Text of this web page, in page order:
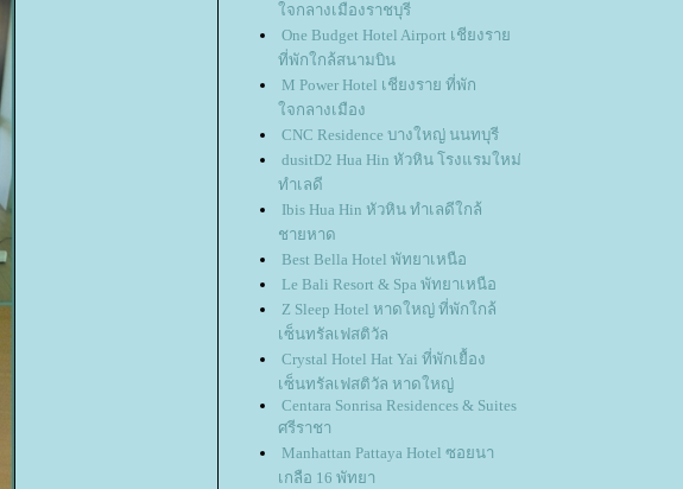
จกลางเมืองราชบุรี
One Budget Hotel Airport เชียงรา
ที่พักใกล้สนามบิน
M Power Hotel เชียงราย ที่พัก
จกลางเมือง
CNC Residence บางใหญ่ นนทบุรี
dusitD2 Hua Hin หัวหิน โรงแรมใหม่
ทำเลดี
Ibis Hua Hin หัวหิน ทำเลดีใกล้
ชายหาด
Best Bella Hotel พัทยาเหนือ
Le Bali Resort & Spa พัทยาเหนือ
Z Sleep Hotel หาดใหญ่ ที่พักใกล้
เซ็นทรัลเฟสติวัล
Crystal Hotel Hat Yai ที่พักเยื้อง
เซ็นทรัลเฟสติวัล หาดใหญ่
Centara Sonrisa Residences & Suites
ศรีราชา
Manhattan Pattaya Hotel ซอยนา
เกลือ 16 พัทยา